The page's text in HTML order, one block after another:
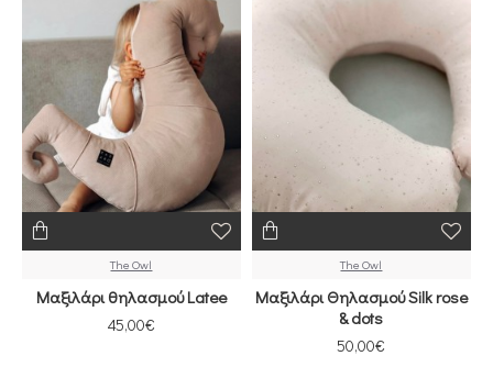
The Owl
Μαξιλάρι θηλασμού Latee
45,00€
The Owl
Μαξιλάρι Θηλασμού Silk rose
& dots
50,00€